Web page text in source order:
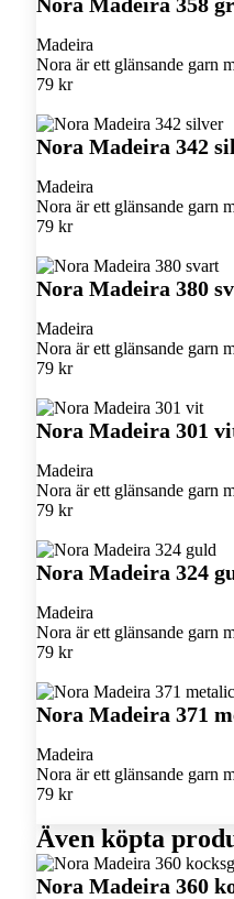
Madeira
Nora är ett glänsande garn
79 kr
Nora Madeira 342
Madeira
Nora är ett glänsande garn
79 kr
Nora Madeira 380
Madeira
Nora är ett glänsande garn
79 kr
Nora Madeira 301
Madeira
Nora är ett glänsande garn
79 kr
Nora Madeira 324
Madeira
Nora är ett glänsande garn
79 kr
Nora Madeira 371
Madeira
Nora är ett glänsande garn
79 kr
Även köpta
Nora Madeira 360